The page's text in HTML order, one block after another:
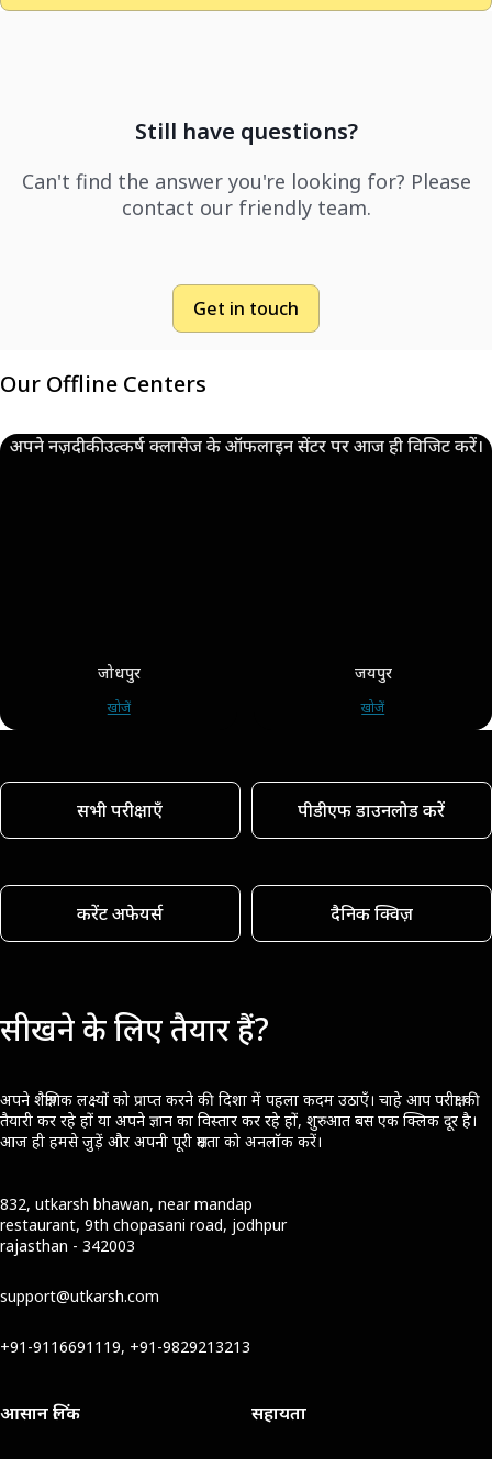
Still have questions?
Can't find the answer you're looking for? Please
contact our friendly team.
Get in touch
Our Offline Centers
अपने नज़दीकी उत्कर्ष क्लासेज के ऑफलाइन सेंटर पर आज ही विजिट करें।
जोधपुर
खोजें
जयपुर
खोजें
सभी परीक्षाएँ पीडीएफ डाउनलोड करें
करेंट अफेयर्स दैनिक क्विज़
सीखने के लिए तैयार हैं?
अपने शैक्षणिक लक्ष्यों को प्राप्त करने की दिशा में पहला कदम उठाएँ। चाहे आप परीक्षा की
तैयारी कर रहे हों या अपने ज्ञान का विस्तार कर रहे हों, शुरुआत बस एक क्लिक दूर है।
आज ही हमसे जुड़ें और अपनी पूरी क्षमता को अनलॉक करें।
832, utkarsh bhawan, near mandap
restaurant, 9th chopasani road, jodhpur
rajasthan - 342003
support@utkarsh.com
+91-9116691119, +91-9829213213
आसान लिंक सहायता